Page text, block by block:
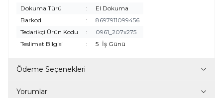
Dokuma Türü
:
El Dokuma
Barkod
:
8697911099456
Tedarikçi Ürün Kodu
:
0961_207x275
Teslimat Bilgisi
: 5 İş Günü
Ödeme Seçenekleri
Yorumlar